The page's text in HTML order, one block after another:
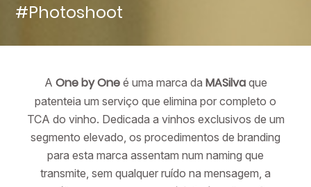
#Photoshoot
A One by Oneé uma marca da MASilvaque
patenteia um serviço que elimina por completo o
TCA do vinho. Dedicada a vinhos exclusivos de um
segmento elevado, os procedimentos de branding
para esta marca assentam num naming que
transmite, sem qualquer ruído na mensagem, a